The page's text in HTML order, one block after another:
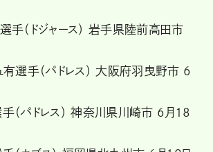
手（ドジャース） 岩手県陸前高田市
有選手（パドレス） 大阪府羽曳野市 6
（パドレス） 神奈川県川崎市 6月18